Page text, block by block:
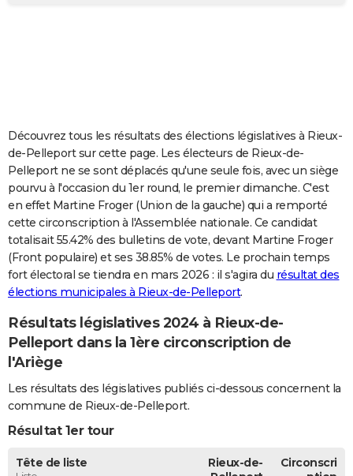
Carte de Noël
Carte Bonne année
Carte Saint-Valentin
Carte Pâques
Carte d'anniversaire
DICTIONNAIRE
Dictionnaire
Biographies
Citations
Expressions
Proverbes
PROGRAMME TV
COPAINS D'AVANT
S'inscrire
Se connecter
Lycées
Collèges
Primaires
Universités
Entreprises
Service militaire
Avis de recherche
AVIS DE DÉCÈS
FORUM
Découvrez tous les résultats des élections législatives à Rieux-
de-Pelleport sur cette page. Les électeurs de Rieux-de-
Pelleport ne se sont déplacés qu'une seule fois, avec un siège
pourvu à l'occasion du 1er round, le premier dimanche. C'est
en effet Martine Froger (Union de la gauche) qui a remporté
cette circonscription à l'Assemblée nationale. Ce candidat
totalisait 55.42% des bulletins de vote, devant Martine Froger
(Front populaire) et ses 38.85% de votes. Le prochain temps
fort électoral se tiendra en mars 2026 : il s'agira du résultat des
élections municipales à Rieux-de-Pelleport.
Résultats législatives 2024 à Rieux-de-
Pelleport dans la 1ère circonscription de
l'Ariège
Les résultats des législatives publiés ci-dessous concernent la
commune de Rieux-de-Pelleport.
Résultat 1er tour
Tête de liste
Rieux-de-
Circonscri